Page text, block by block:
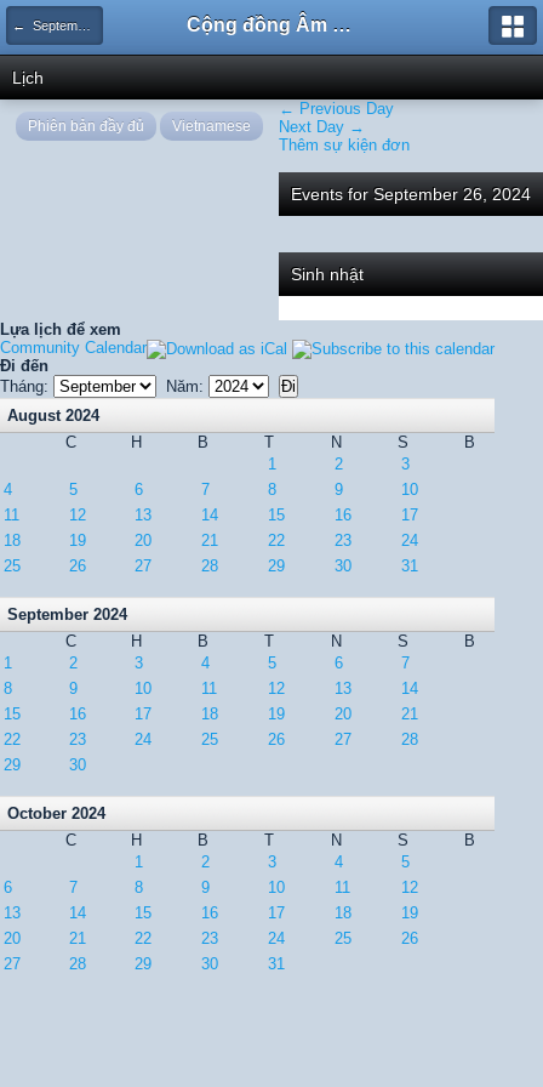
← September 2024 Cộng đồng Âm nhạc Sound Says
Lịch
← Previous Day
Next Day →
Thêm sự kiện đơn
Events for September 26, 2024
Sinh nhật
Lựa lịch để xem
Community Calendar
Đi đến
Tháng:
Năm:
August 2024
C
H B T N S
B
1
2
3
4
5 6 7 8 9
10
11
12 13 14 15 16
17
18
19 20 21 22 23
24
25
26 27 28 29 30 31
September 2024
C
H B T N S
B
1
2 3 4 5 6
7
8
9 10 11 12 13
14
15
16 17 18 19 20
21
22
23 24 25 26 27
28
29
30
October 2024
C
H B T N S
B
1
2 3 4
5
6
7 8 9 10 11
12
13
14 15 16 17 18
19
20
21 22 23 24 25
26
27
28 29 30 31
Phiên bản đầy đủ Vietnamese